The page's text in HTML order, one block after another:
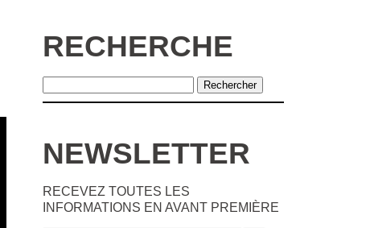
RECHERCHE
NEWSLETTER
RECEVEZ TOUTES LES
INFORMATIONS EN AVANT PREMIÈRE